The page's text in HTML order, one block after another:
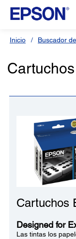
Inicio Buscador
Cartuchos
Designed for
Las tintas los